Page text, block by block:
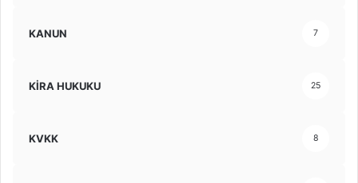
KANUN 7
KİRA HUKUKU 25
KVKK 8